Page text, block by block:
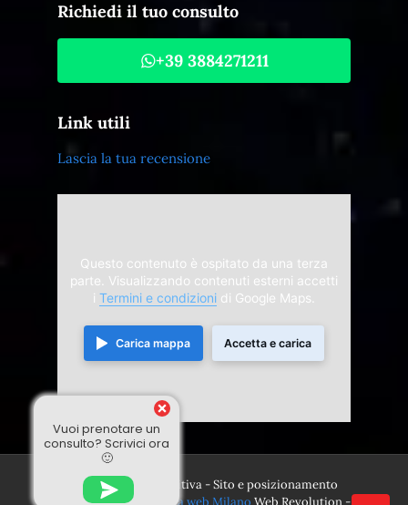
Richiedi il tuo consulto
+39 3884271211
Link utili
Lascia la tua recensione
Questo contenuto è ospitato da una terza
parte. Visualizzando contenuti esterni accetti
i Termini e condizioni di Google Maps.
Carica mappa Accetta e carica
© 2024 Divina Sensitiva - Sito e posizionamento
realizzato dall'
Agenzia web Milano Web Revolution -
Vuoi prenotare un
consulto? Scrivici ora
🙂